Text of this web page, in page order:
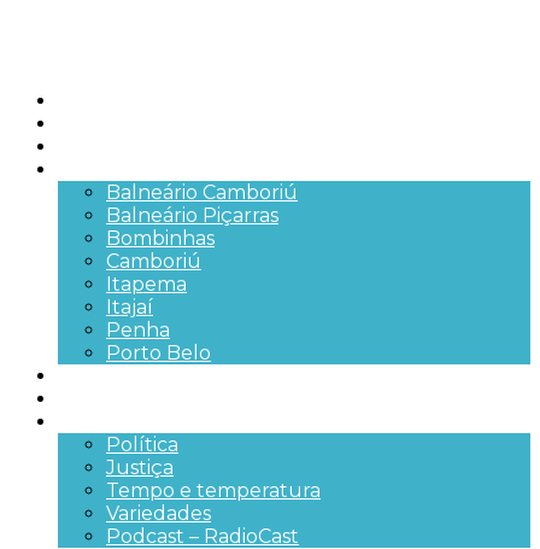
Balneário Camboriú
Balneário Piçarras
Bombinhas
Camboriú
Itapema
Itajaí
Penha
Porto Belo
Política
Justiça
Tempo e temperatura
Variedades
Podcast – RadioCast